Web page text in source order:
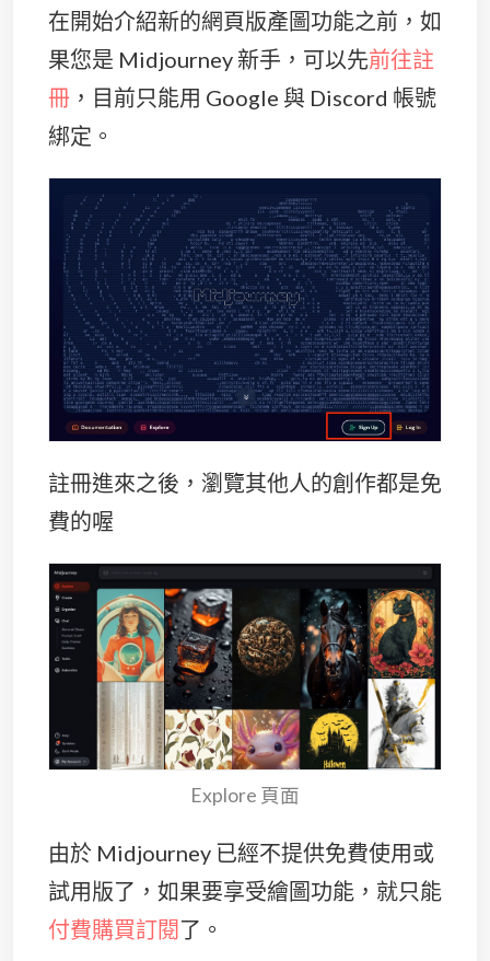
在開始介紹新的網頁版產圖功能之前，如
果您是 Midjourney 新手，可以先前往註
冊 ，目前只能用 Google 與 Discord 帳號
綁定。
註冊進來之後，瀏覽其他人的創作都是免
費的喔
Explore 頁面
由於 Midjourney 已經不提供免費使用或
試用版了，如果要享受繪圖功能，就只能
付費購買訂閱 了。